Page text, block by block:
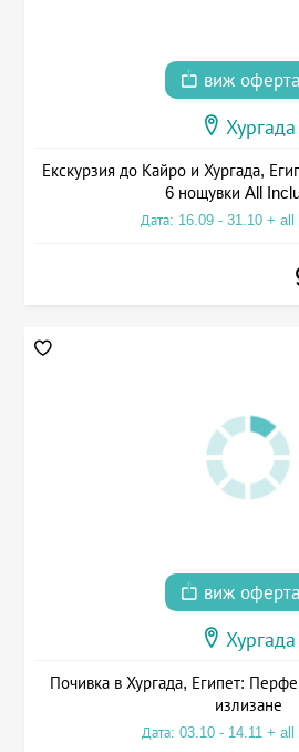
виж
Хургада
Екскурзия до Кайро и Хургада,
6 нощувки All
Дата: 16.09 - 31.10 +
виж
Хургада
Почивка в Хургада, Египет:
излизане
Дата: 03.10 - 14.11 +